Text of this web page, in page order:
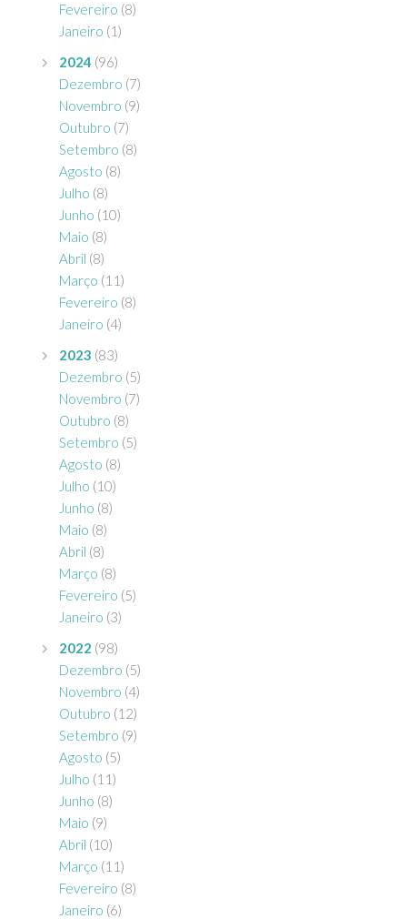
Fevereiro (8)
Janeiro (1)
2024 (96)
Dezembro (7)
Novembro (9)
Outubro (7)
Setembro (8)
Agosto (8)
Julho (8)
Junho (10)
Maio (8)
Abril (8)
Março (11)
Fevereiro (8)
Janeiro (4)
2023 (83)
Dezembro (5)
Novembro (7)
Outubro (8)
Setembro (5)
Agosto (8)
Julho (10)
Junho (8)
Maio (8)
Abril (8)
Março (8)
Fevereiro (5)
Janeiro (3)
2022 (98)
Dezembro (5)
Novembro (4)
Outubro (12)
Setembro (9)
Agosto (5)
Julho (11)
Junho (8)
Maio (9)
Abril (10)
Março (11)
Fevereiro (8)
Janeiro (6)